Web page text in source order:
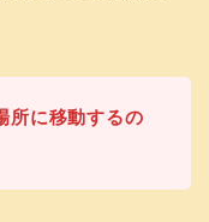
所に移動するの